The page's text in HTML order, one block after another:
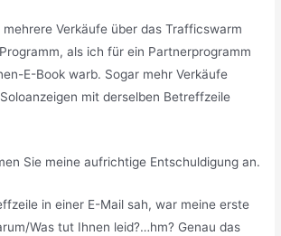
Verkäufe über das Trafficswarm
als ich für ein Partnerprogramm
E-Book warb. Sogar mehr Verkäufe
mit derselben Betreffzeile
Sie meine aufrichtige Entschuldigung an.
in einer E-Mail sah, war meine erste
Was tut Ihnen leid?…hm? Genau das